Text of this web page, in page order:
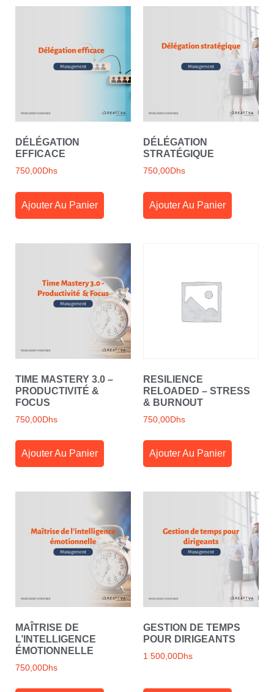
DÉLÉGATION
EFFICACE
750,00Dhs
Ajouter Au Panier
DÉLÉGATION
STRATÉGIQUE
750,00Dhs
Ajouter Au Panier
TIME MASTERY 3.0 –
PRODUCTIVITÉ &
FOCUS
750,00Dhs
Ajouter Au Panier
RESILIENCE
RELOADED – STRESS
& BURNOUT
750,00Dhs
Ajouter Au Panier
MAÎTRISE DE
L’INTELLIGENCE
ÉMOTIONNELLE
750,00Dhs
GESTION DE TEMPS
POUR DIRIGEANTS
1 500,00Dhs